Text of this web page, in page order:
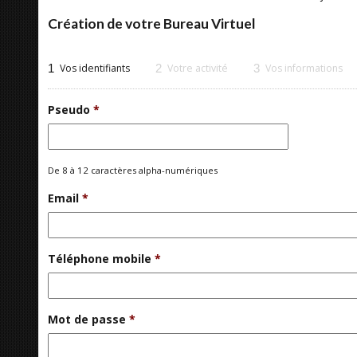
Création de votre Bureau Virtuel
1 Vos identifiants 2 Votre activité 3 Vos informations
Pseudo *
De 8 à 12 caractères alpha-numériques
Email *
Téléphone mobile *
Mot de passe *